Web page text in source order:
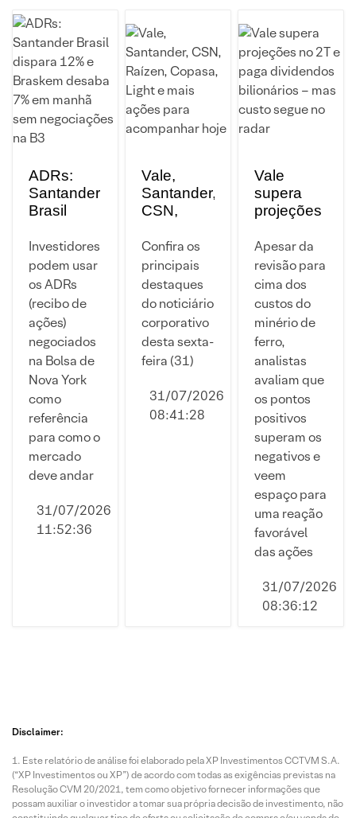
ADRs:
Santander
Brasil
12% e
Braskem
desaba
7% em
manhã
sem
negociações
na B3
Investidores
podem usar
os ADRs
(recibo de
ações)
negociados
na Bolsa de
Nova York
como
referência
para como o
mercado
deve andar
31/07/2026
11:52:36
Vale,
Santander,
CSN,
Copasa,
Light e
mais
ações
acompanhar
hoje
Confira os
principais
destaques
do noticiário
corporativo
desta sexta-
feira (31)
31/07/2026
08:41:28
Vale
supera
projeções
paga
dividendos
bilionários
– mas
custo
segue no
radar
Apesar da
revisão para
cima dos
custos do
minério de
ferro,
analistas
avaliam que
os pontos
positivos
superam os
negativos e
veem
espaço para
uma reação
favorável
das ações
31/07/2026
08:36:12
Disclaimer:
Este relatório de análise foi elaborado pela XP Investimentos CCTVM S.A.
(“XP Investimentos ou XP”) de acordo com todas as exigências previstas na
Resolução CVM 20/2021, tem como objetivo fornecer informações que
possam auxiliar o investidor a tomar sua própria decisão de investimento, não